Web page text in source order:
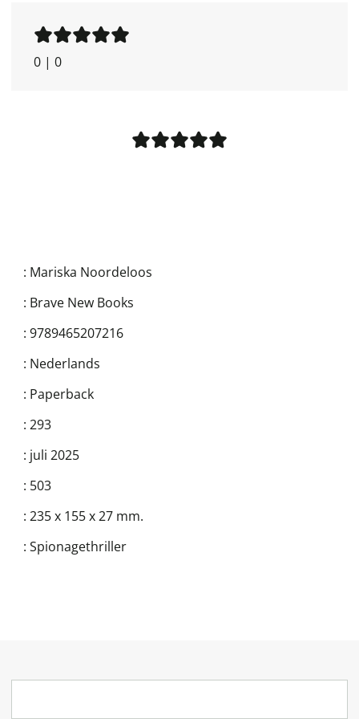
0 | 0
: Mariska Noordeloos
: Brave New Books
: 9789465207216
: Nederlands
: Paperback
: 293
: juli 2025
: 503
: 235 x 155 x 27 mm.
: Spionagethriller